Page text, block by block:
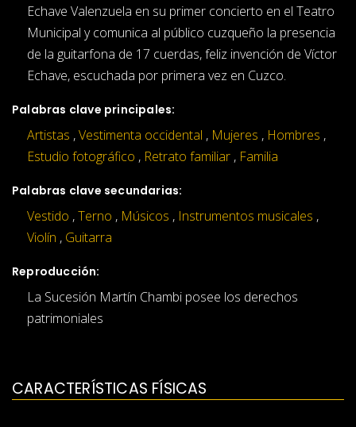
Echave Valenzuela en su primer concierto en el Teatro
Municipal y comunica al público cuzqueño la presencia
de la guitarfona de 17 cuerdas, feliz invención de Víctor
Echave, escuchada por primera vez en Cuzco.
Palabras clave principales:
Artistas ,Vestimenta occidental , Mujeres , Hombres ,
Estudio fotográfico , Retrato familiar , Familia
Palabras clave secundarias:
Vestido ,Terno , Músicos , Instrumentos musicales ,
Violín , Guitarra
Reproducción:
La Sucesión Martín Chambi posee los derechos
patrimoniales
CARACTERÍSTICAS FÍSICAS